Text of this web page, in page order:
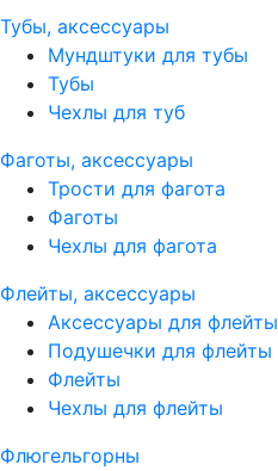
Тубы, аксессуары
Мундштуки для тубы
Тубы
Чехлы для туб
Фаготы, аксессуары
Трости для фагота
Фаготы
Чехлы для фагота
Флейты, аксессуары
Аксессуары для флейты
Подушечки для флейты
Флейты
Чехлы для флейты
Флюгельгорны